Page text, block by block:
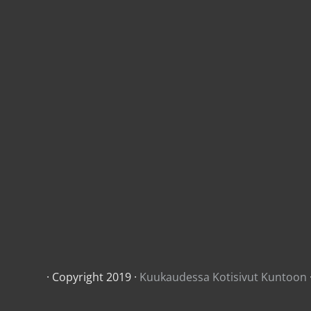
· Copyright 2019 · Kuukaudessa Kotisivut Kuntoon